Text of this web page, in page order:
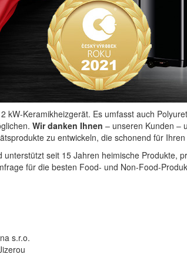
kW-Keramikheizgerät. Es umfasst auch
Wir danken Ihnen – unseren Kunden –
zu entwickeln, die schonend für
unterstützt seit 15 Jahren heimische Produkte,
für die besten Food- und Non-Food-
s.r.o.